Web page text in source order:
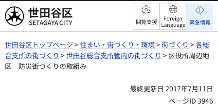
世田谷区 閲覧支援
Foreign
Language 緊急情報
世田谷区トップページ >住まい・街づくり・環境>街づくり >各総
合支所の街づくり >世田谷総合支所管内の街づくり > 区役所周辺地
区 防災街づくりの取組み
最終更新日 2017年7月11日
ページID 3946